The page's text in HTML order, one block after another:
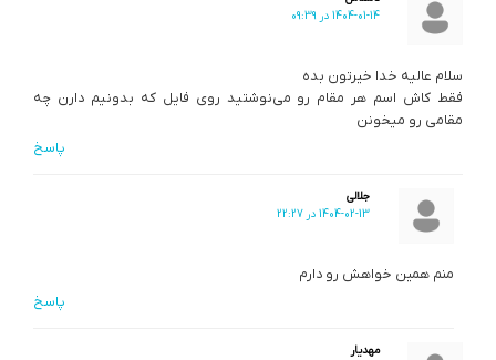
1404-01-14 در 09:39
سلام عالیه خدا خیرتون بده
فقط کاش اسم هر مقام رو می‌نوشتید روی فایل که بدونیم دارن چه
مقامی رو میخونن
پاسخ
جلالی
1404-02-13 در 22:27
منم همین خواهش رو دارم
پاسخ
مهدیار